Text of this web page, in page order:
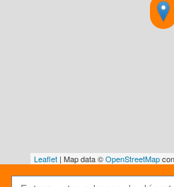
Leaflet | Map data ©OpenStreetMap